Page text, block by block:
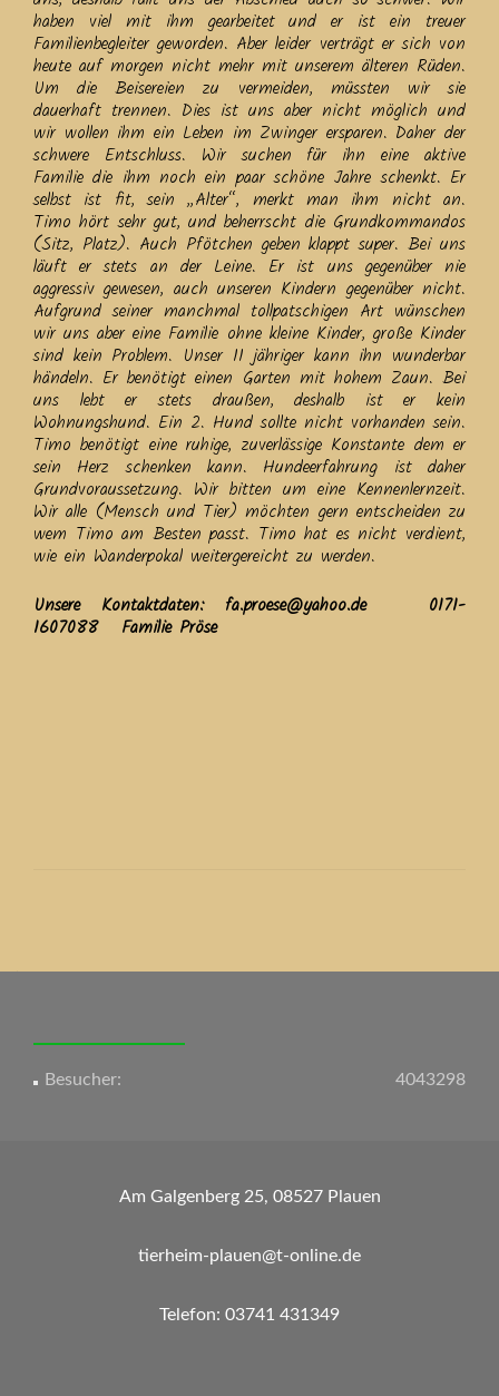
haben viel mit ihm gearbeitet und er ist ein treuer
Familienbegleiter geworden. Aber leider verträgt er sich von
heute auf morgen nicht mehr mit unserem älteren Rüden.
Um die Beisereien zu vermeiden, müssten wir sie
dauerhaft trennen. Dies ist uns aber nicht möglich und
wir wollen ihm ein Leben im Zwinger ersparen. Daher der
schwere Entschluss. Wir suchen für ihn eine aktive
Familie die ihm noch ein paar schöne Jahre schenkt. Er
selbst ist fit, sein „Alter“, merkt man ihm nicht an.
Timo hört sehr gut, und beherrscht die Grundkommandos
(Sitz, Platz). Auch Pfötchen geben klappt super. Bei uns
läuft er stets an der Leine. Er ist uns gegenüber nie
aggressiv gewesen, auch unseren Kindern gegenüber nicht.
Aufgrund seiner manchmal tollpatschigen Art wünschen
wir uns aber eine Familie ohne kleine Kinder, große Kinder
sind kein Problem. Unser 11 jähriger kann ihn wunderbar
händeln. Er benötigt einen Garten mit hohem Zaun. Bei
uns lebt er stets draußen, deshalb ist er kein
Wohnungshund. Ein 2. Hund sollte nicht vorhanden sein.
Timo benötigt eine ruhige, zuverlässige Konstante dem er
sein Herz schenken kann. Hundeerfahrung ist daher
Grundvoraussetzung. Wir bitten um eine Kennenlernzeit.
Wir alle (Mensch und Tier) möchten gern entscheiden zu
wem Timo am Besten passt. Timo hat es nicht verdient,
wie ein Wanderpokal weitergereicht zu werden.
Unsere Kontaktdaten: fa.proese@yahoo.de 0171-
1607088 Familie Pröse
Navigation
4043298
Besucher:
Am Galgenberg 25, 08527 Plauen
tierheim-plauen@t-online.de
Telefon: 03741 431349